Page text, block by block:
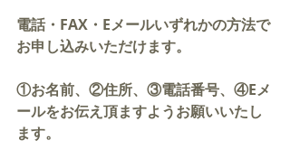
電話・FAX・Eメールいずれかの方法で
お申し込みいただけます。
①お名前、②住所、③電話番号、④Eメ
ールをお伝え頂ますようお願いいたし
ます。